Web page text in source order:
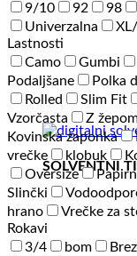
SOLVENTNI
9/10
92 98
Univerzalna
Lastnosti
Camo
Gumbi
Podaljšane
Polka
Rolled
Slim Fit
Vzorčasta
Z
Kovinska zaponka
vrečke
klobuk
Oversize
Slinčki
hrano
Vrečke za
Rokavi
3/4
bom Brez